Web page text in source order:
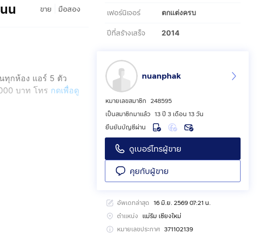
ขาย มือสอง
น
ทุกห้อง แอร์ 5 ตัว
บาท โทร กดเพื่อดู
เฟอร์นิเจอร์ ตกแต่งครบ
ปีที่สร้างเสร็จ 2014
nuanphak
หมายเลขสมาชิก 248595
เป็นสมาชิกมาแล้ว 13 ปี 3 เดือน 13 วัน
ยืนยันบัญชีผ่าน
ดูเบอร์โทรผู้ขาย
คุยกับผู้ขาย
อัพเดทล่าสุด 16 มิ.ย. 2569 07:21 น.
ตำแหน่ง แม่ริม เชียงใหม่
หมายเลขประกาศ 371102139